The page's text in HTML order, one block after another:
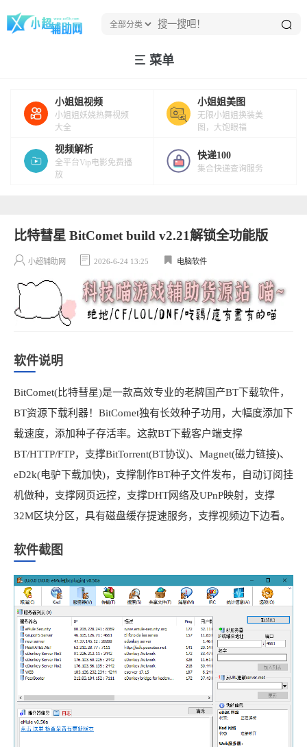
菜单
小姐姐视频
小姐姐妖娆热舞视频
大全
小姐姐美图
无限小姐姐换装美
图，大饱眼福
视频解析
全平台Vip电影免费播
放
快递100
集合快递查询服务
比特彗星 BitComet build v2.21解锁全功能版
小超辅助网 2026-6-24 13:25 电脑软件
软件说明
BitComet(比特彗星)是一款高效专业的老牌国产BT下载软件，
BT资源下载利器！BitComet独有长效种子功用，大幅度添加下
载速度，添加种子存活率。这款BT下载客户端支撑
BT/HTTP/FTP，支撑BitTorrent(BT协议)、Magnet(磁力链接)、
eD2k(电驴下载加快)，支撑制作BT种子文件发布，自动订阅挂
机做种，支撑网页远控，支撑DHT网络及UPnP映射，支撑
32M区块分区，具有磁盘缓存提速服务，支撑视频边下边看。
软件截图